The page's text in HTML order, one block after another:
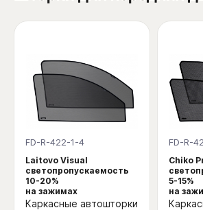
FD-R-422-1-4
Laitovo Visual
светопропускаемость
10-20%
на зажимах
Каркасные автошторки
FD-R-
Chiko
5-15%
на